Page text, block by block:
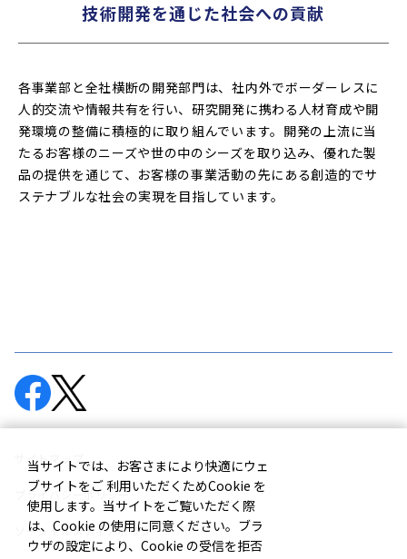
技術開発を通じた社会への貢献
各事業部と全社横断の開発部門は、社内外でボーダーレスに
人的交流や情報共有を行い、研究開発に携わる人材育成や開
発環境の整備に積極的に取り組んでいます。開発の上流に当
たるお客様のニーズや世の中のシーズを取り込み、優れた製
品の提供を通じて、お客様の事業活動の先にある創造的でサ
ステナブルな社会の実現を目指しています。
サイトマップ
プライバシーポリシー
ソーシャルメディアポリシー
当サイトでは、お客さまにより快適にウェ
ブサイトをご 利用いただくためCookie を
使用します。当サイトをご覧いただく際
は、Cookie の使用に同意ください。ブラ
ウザの設定により、Cookie の受信を拒否